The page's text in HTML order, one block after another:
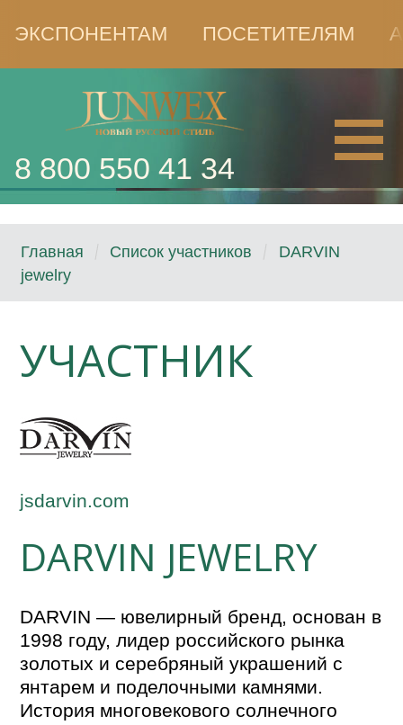
ЭКСПОНЕНТАМ ПОСЕТИТЕЛЯМ
8 800 550 41 34
Главная Список участников
DARVIN
jewelry
УЧАСТНИК
jsdarvin.com
DARVIN JEWELRY
DARVIN — ювелирный бренд, основан в
1998 году, лидер российского рынка
золотых и серебряный украшений с
янтарем и поделочными камнями.
История многовекового солнечного